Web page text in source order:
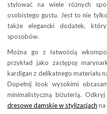
stylować na wiele różnych
osobistego gustu. Jest to nie
także elegancki dodatek,
sposobów.
Można go z łatwością
przykład jako zastępcę
kardigan z delikatnego materiału
Dopełnij look wysokimi
minimalistyczną biżuterią.
dresowe damskie w stylizacjach na